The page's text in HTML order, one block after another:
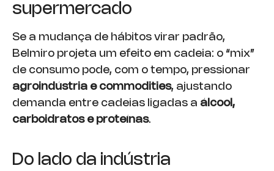
supermercado
Se a mudança de hábitos virar padrão,
Belmiro projeta um efeito em cadeia: o “mix”
de consumo pode, com o tempo, pressionar
agroindústria e commodities, ajustando
demanda entre cadeias ligadas a álcool,
carboidratos e proteínas.
Do lado da indústria